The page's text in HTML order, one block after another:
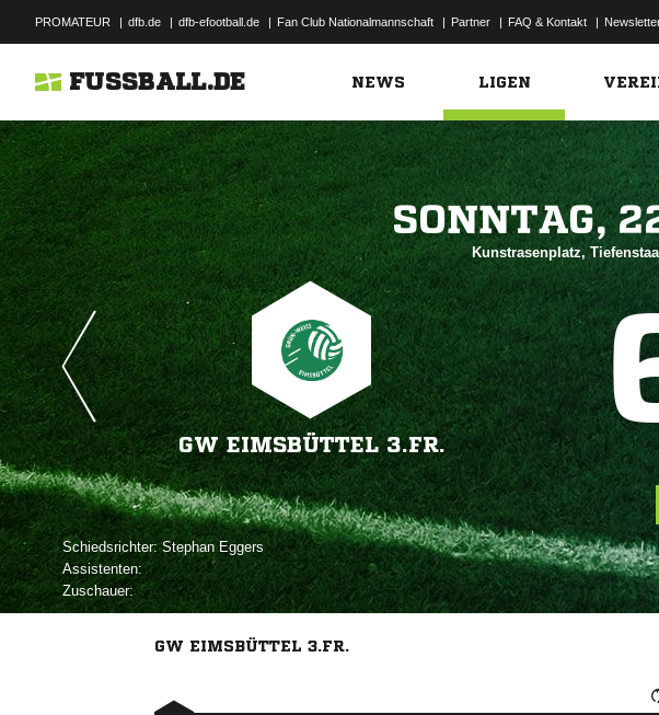
PROMATEUR | dfb.de | dfb-efootball.de | Fan Club Nationalmannschaft | Partner | FAQ & Kontakt |
FUSSBALL.DE NEWS LIGEN

Kunstrasenplatz,
GW EIMSBÜTTEL 3.FR.
Schiedsrichter: 
Assistenten:
Zuschauer:
GW EIMSBÜTTEL 3.FR.